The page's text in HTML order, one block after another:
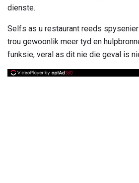
dienste.
Selfs as u restaurant reeds
trou gewoonlik meer tyd en
funksie, veral as dit nie die geval is